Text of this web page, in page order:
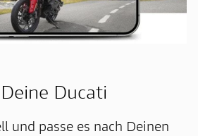
Ducati
und passe es nach Deinen